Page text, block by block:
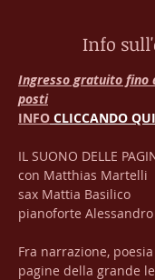
Info
Ingresso gratuito fino
posti
INFO CLICCANDO QUI
IL SUONO DELLE
con Matthias Martelli
sax Mattia Basilico
pianoforte Alessandro
Fra narrazione,
pagine della grande